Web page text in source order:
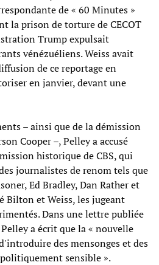
de « 60 Minutes »
la prison de torture de CECOT
Trump expulsait
vénézuéliens. Weiss avait
de ce reportage en
en janvier, devant une
– ainsi que de la démission
Cooper –, Pelley a accusé
historique de CBS, qui
journalistes de renom tels que
Ed Bradley, Dan Rather et
Bilton et Weiss, les jugeant
Dans une lettre publiée
a écrit que la « nouvelle
des mensonges et des
sensible ».